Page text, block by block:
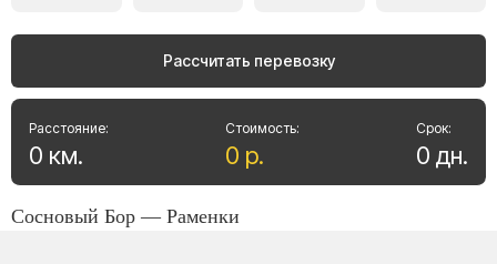
Рассчитать перевозку
Стоимость:
0 р.
Расстояние:
0 км.
Срок:
0 дн.
Сосновый Бор — Раменки